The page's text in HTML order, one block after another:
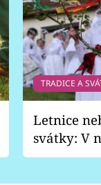
TRADICE A
Letnice
svátky: V
pondělí